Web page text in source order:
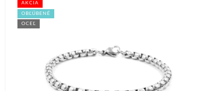
AKCIA
OBĽÚBENÉ
OCEĽ